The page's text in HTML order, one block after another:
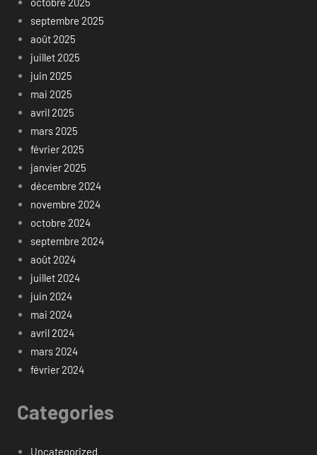
septembre 2025
août 2025
juillet 2025
juin 2025
mai 2025
avril 2025
mars 2025
février 2025
janvier 2025
décembre 2024
novembre 2024
octobre 2024
septembre 2024
août 2024
juillet 2024
juin 2024
mai 2024
avril 2024
mars 2024
février 2024
Categories
Uncategorized